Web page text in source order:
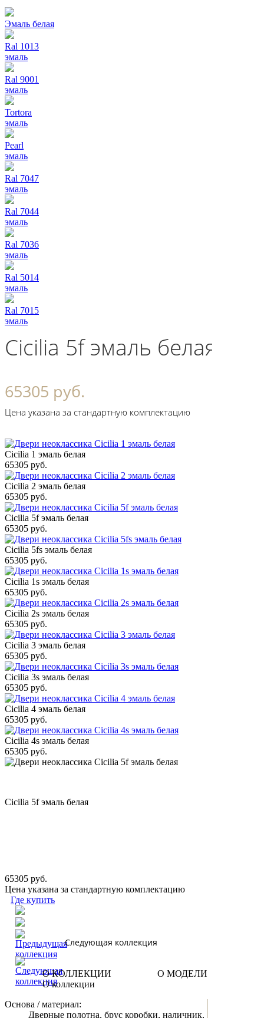
Эмаль белая
Ral 1013
эмаль
Ral 9001
эмаль
Tortora
эмаль
Pearl
эмаль
Ral 7047
эмаль
Ral 7044
эмаль
Ral 7036
эмаль
Ral 5014
эмаль
Ral 7015
эмаль
Cicilia 5f эмаль белая
65305 руб.
Цена указана за стандартную комплектацию
Cicilia 1 эмаль белая
65305 руб.
Cicilia 2 эмаль белая
65305 руб.
Cicilia 5f эмаль белая
65305 руб.
Cicilia 5fs эмаль белая
65305 руб.
Cicilia 1s эмаль белая
65305 руб.
Cicilia 2s эмаль белая
65305 руб.
Cicilia 3 эмаль белая
65305 руб.
Cicilia 3s эмаль белая
65305 руб.
Cicilia 4 эмаль белая
65305 руб.
Cicilia 4s эмаль белая
65305 руб.
Cicilia 5f эмаль белая
65305 руб.
Цена указана за стандартную комплектацию
Где купить
Следующая коллекция
О КОЛЛЕКЦИИ
О МОДЕЛИ
О коллекции
Основа / материал:
Дверные полотна, брус коробки, наличник,